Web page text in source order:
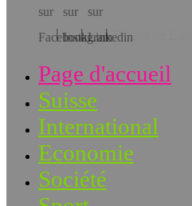
Téléchargez l’app!
Page d'accueil
Suisse
International
Economie
Société